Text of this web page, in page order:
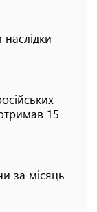
15
за місяць